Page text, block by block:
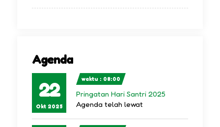
Agenda
22
Okt 2025
waktu : 08:00
Pringatan Hari Santri 2025
Agenda telah lewat